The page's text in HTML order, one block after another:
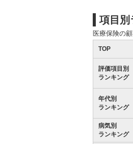
項目別
医療保険の
TOP
評価項目別
ランキング
年代別
ランキング
病気別
ランキング